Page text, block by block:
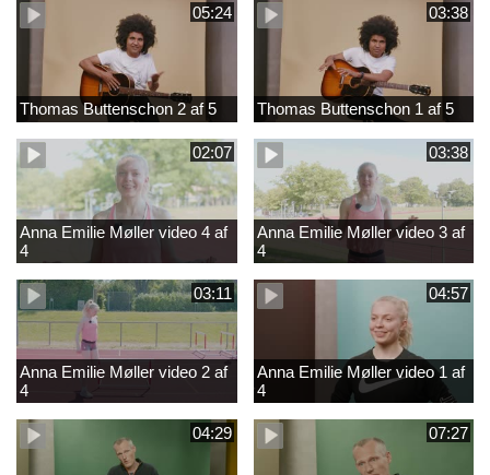
05:24
Thomas Buttenschon 2 af 5
03:38
Thomas Buttenschon 1 af 5
02:07
Anna Emilie Møller video 4 af
4
03:38
Anna Emilie Møller video 3 af
4
03:11
Anna Emilie Møller video 2 af
4
04:57
Anna Emilie Møller video 1 af
4
04:29 07:27